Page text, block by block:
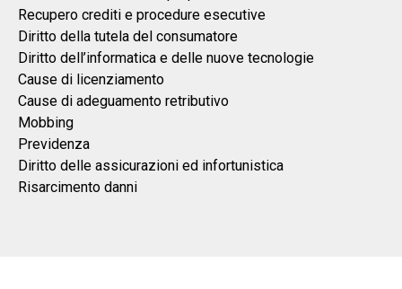
Recupero crediti e procedure esecutive
Diritto della tutela del consumatore
Diritto dell’informatica e delle nuove tecnologie
Cause di licenziamento
Cause di adeguamento retributivo
Mobbing
Previdenza
Diritto delle assicurazioni ed infortunistica
Risarcimento danni